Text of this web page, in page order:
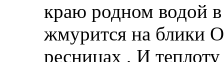
краю родном водой
жмурится на блики
ресницах , И